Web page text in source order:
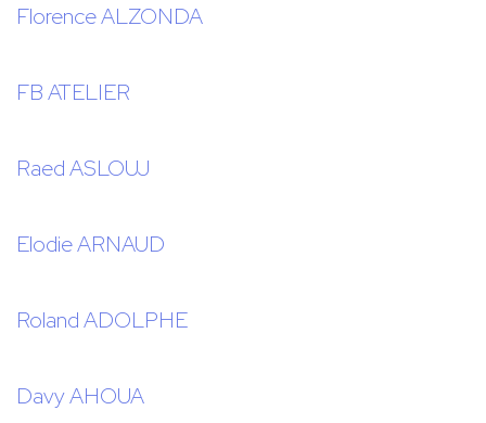
Florence ALZONDA
FB ATELIER
Raed ASLOUJ
Elodie ARNAUD
Roland ADOLPHE
Davy AHOUA